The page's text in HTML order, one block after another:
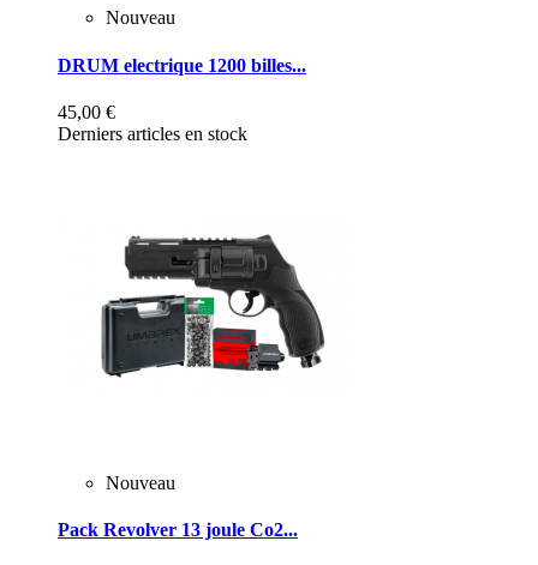
Nouveau
DRUM electrique 1200 billes...
45,00 €
Derniers articles en stock
Nouveau
Pack Revolver 13 joule Co2...